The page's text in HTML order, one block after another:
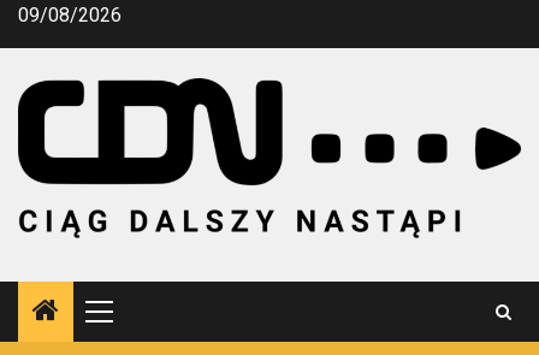
Przejdź
09/08/2026
Menu
główne